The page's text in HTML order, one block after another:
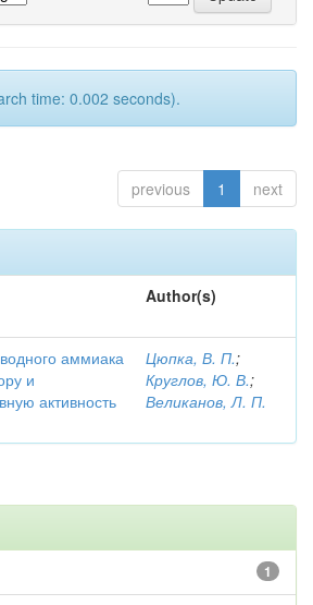
time: 0.002 seconds).
previous 1 next
Author(s)
аммиака
и
активность
Цюпка, В. П.;
Круглов, Ю. В.;
Великанов, Л. П.
1